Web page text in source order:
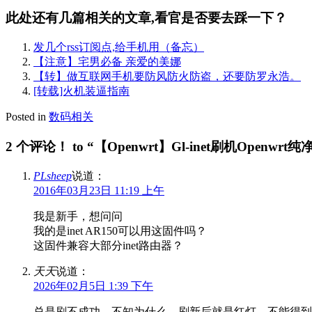
此处还有几篇相关的文章,看官是否要去踩一下？
发几个rss订阅点,给手机用（备忘）
【注意】宅男必备 亲爱的美娜
【转】做互联网手机要防风防火防盗，还要防罗永浩。
[转载]火机装逼指南
Posted in 数码相关
2 个评论！ to “【Openwrt】Gl-inet刷机Openwrt纯
PLsheep说道：
2016年03月23日 11:19 上午
我是新手，想问问
我的是inet AR150可以用这固件吗？
这固件兼容大部分inet路由器？
天天说道：
2026年02月5日 1:39 下午